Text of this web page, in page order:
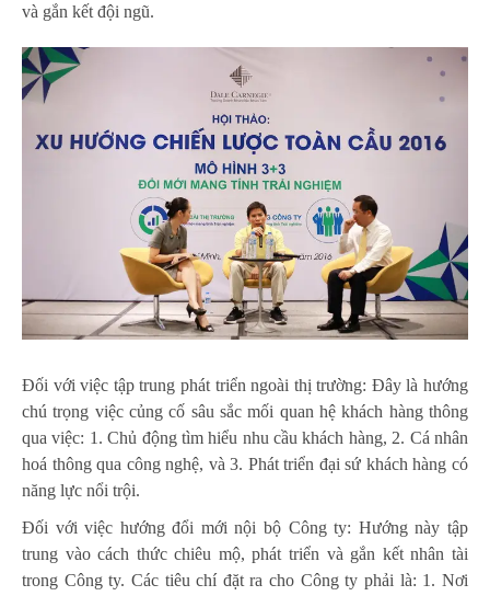
và gắn kết đội ngũ.
Đối với việc tập trung phát triển ngoài thị trường: Đây là hướng
chú trọng việc củng cố sâu sắc mối quan hệ khách hàng thông
qua việc: 1. Chủ động tìm hiểu nhu cầu khách hàng, 2. Cá nhân
hoá thông qua công nghệ, và 3. Phát triển đại sứ khách hàng có
năng lực nổi trội.
Đối với việc hướng đổi mới nội bộ Công ty: Hướng này tập
trung vào cách thức chiêu mộ, phát triển và gắn kết nhân tài
trong Công ty. Các tiêu chí đặt ra cho Công ty phải là: 1. Nơi